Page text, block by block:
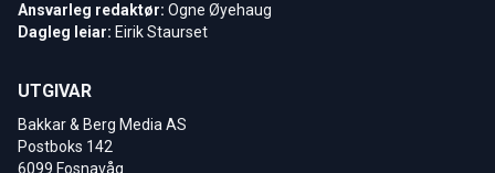
Ansvarleg redaktør: Ogne Øyehaug
Dagleg leiar: Eirik Staurset
UTGIVAR
Bakkar & Berg Media AS
Postboks 142
6099 Fosnavåg